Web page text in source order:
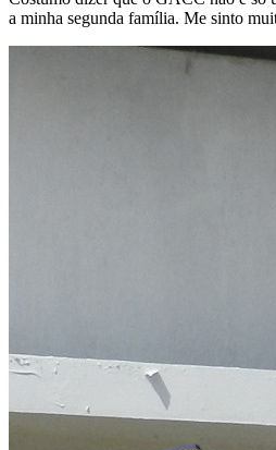
a minha segunda família. Me sinto